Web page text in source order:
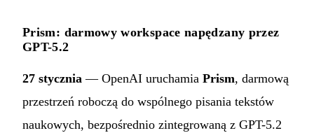
Prism: darmowy workspace napędzany przez
GPT-5.2
27 stycznia — OpenAI uruchamia Prism, darmową
przestrzeń roboczą do wspólnego pisania tekstów
naukowych, bezpośrednio zintegrowaną z GPT-5.2